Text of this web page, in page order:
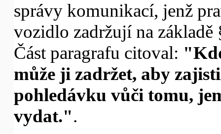
správy komunikací, jenž
vozidlo zadržují na základě
Část paragrafu citoval:
může ji zadržet, aby
pohledávku vůči tomu,
vydat.".